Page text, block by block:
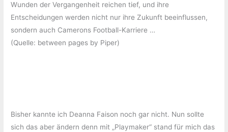
Wunden der Vergangenheit reichen tief, und ihre
Entscheidungen werden nicht nur ihre Zukunft beeinflussen,
sondern auch Camerons Football-Karriere …
(Quelle: between pages by Piper)
Bisher kannte ich Deanna Faison noch gar nicht. Nun sollte
sich das aber ändern denn mit „Playmaker“ stand für mich das